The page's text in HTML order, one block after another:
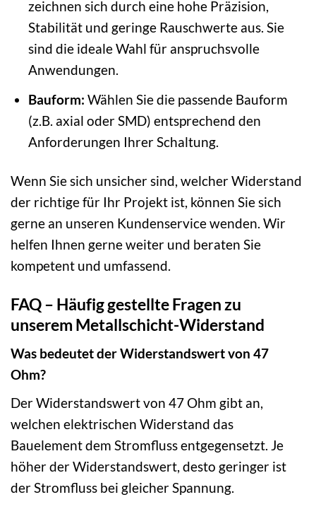
zeichnen sich durch eine hohe Präzision,
Stabilität und geringe Rauschwerte aus. Sie
sind die ideale Wahl für anspruchsvolle
Anwendungen.
Bauform: Wählen Sie die passende Bauform
(z.B. axial oder SMD) entsprechend den
Anforderungen Ihrer Schaltung.
Wenn Sie sich unsicher sind, welcher Widerstand
der richtige für Ihr Projekt ist, können Sie sich
gerne an unseren Kundenservice wenden. Wir
helfen Ihnen gerne weiter und beraten Sie
kompetent und umfassend.
FAQ – Häufig gestellte Fragen zu
unserem Metallschicht-Widerstand
Was bedeutet der Widerstandswert von 47
Ohm?
Der Widerstandswert von 47 Ohm gibt an,
welchen elektrischen Widerstand das
Bauelement dem Stromfluss entgegensetzt. Je
höher der Widerstandswert, desto geringer ist
der Stromfluss bei gleicher Spannung.